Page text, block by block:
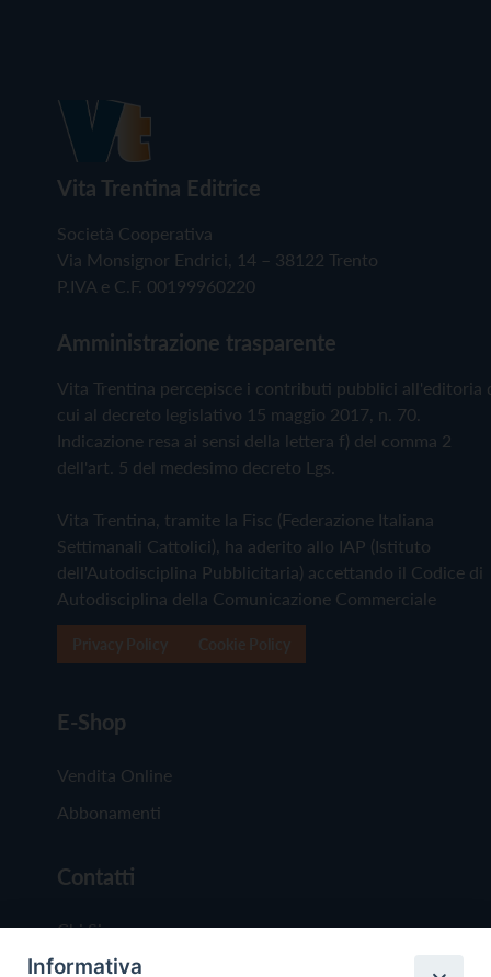
Vita Trentina Editrice
Società Cooperativa
Via Monsignor Endrici, 14 – 38122 Trento
P.IVA e C.F. 00199960220
Amministrazione trasparente
Vita Trentina percepisce i contributi pubblici all'editoria
cui al decreto legislativo 15 maggio 2017, n. 70.
Indicazione resa ai sensi della lettera f) del comma 2
dell'art. 5 del medesimo decreto Lgs.
Vita Trentina, tramite la Fisc (Federazione Italiana
Settimanali Cattolici), ha aderito allo IAP (Istituto
dell'Autodisciplina Pubblicitaria) accettando il Codice di
Autodisciplina della Comunicazione Commerciale
E-Shop
Vendita Online
Abbonamenti
Contatti
Chi Siamo
Redazione
Informativa